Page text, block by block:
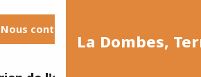
La Dombes,
Nous contacter